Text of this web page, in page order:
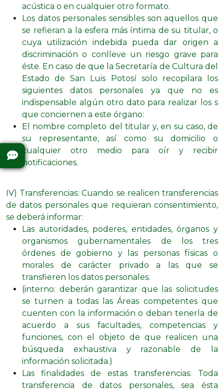
acústica o en cualquier otro formato.
Los datos personales sensibles son aquellos que
se refieran a la esfera más íntima de su titular, o
cuya utilización indebida pueda dar origen a
discriminación o conlleve un riesgo grave para
éste. En caso de que la Secretaría de Cultura del
Estado de San Luis Potosí solo recopilara los
siguientes datos personales ya que no es
indispensable algún otro dato para realizar los s
que conciernen a este órgano:
El nombre completo del titular y, en su caso, de
su representante, así como su domicilio o
cualquier otro medio para oír y recibir
notificaciones.
IV) Transferencias: Cuando se realicen transferencias
de datos personales que requieran consentimiento,
se deberá informar:
Las autoridades, poderes, entidades, órganos y
organismos gubernamentales de los tres
órdenes de gobierno y las personas físicas o
morales de carácter privado a las que se
transfieren los datos personales.
(interno: deberán garantizar que las solicitudes
se turnen a todas las Áreas competentes que
cuenten con la información o deban tenerla de
acuerdo a sus facultades, competencias y
funciones, con el objeto de que realicen una
búsqueda exhaustiva y razonable de la
información solicitada.)
Las finalidades de estas transferencias: Toda
transferencia de datos personales, sea ésta